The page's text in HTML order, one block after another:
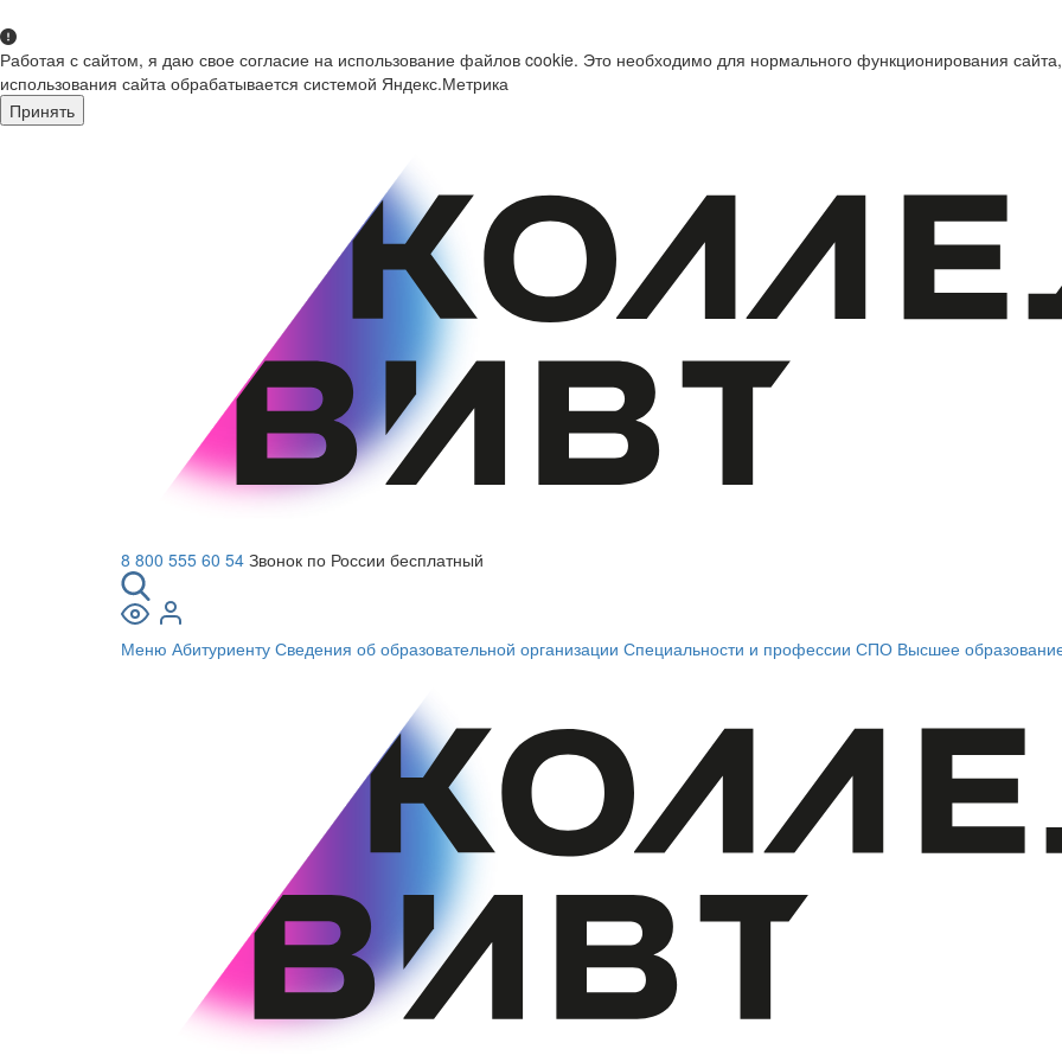
Работая с сайтом, я даю свое согласие на использование файлов cookie. Это необходимо для нормального функционирования
использования сайта обрабатывается системой Яндекс.Метрика
Принять
8 800 555 60 54 Звонок по России бесплатный
Меню Абитуриенту Сведения об образовательной организации Специальности и профессии СПО Высшее